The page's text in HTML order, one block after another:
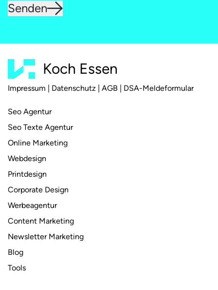
Senden
Koch Essen
Impressum Datenschutz AGB DSA-Meldeformular
Seo Agentur
Seo Texte Agentur
Online Marketing
Webdesign
Printdesign
Corporate Design
Werbeagentur
Content Marketing
Newsletter Marketing
Blog
Tools